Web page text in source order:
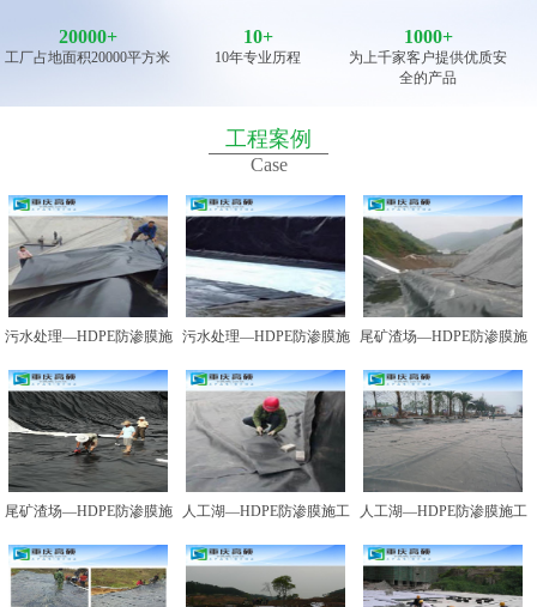
20000+
工厂占地面积20000平方米
10+
10年专业历程
1000+
为上千家客户提供优质安
全的产品
工程案例
Case
污水处理—HDPE防渗膜施
工图例一
污水处理—HDPE防渗膜施
工图例二
尾矿渣场—HDPE防渗膜施
工图例一
尾矿渣场—HDPE防渗膜施
工图例二
人工湖—HDPE防渗膜施工
图例一
人工湖—HDPE防渗膜施工
图例二